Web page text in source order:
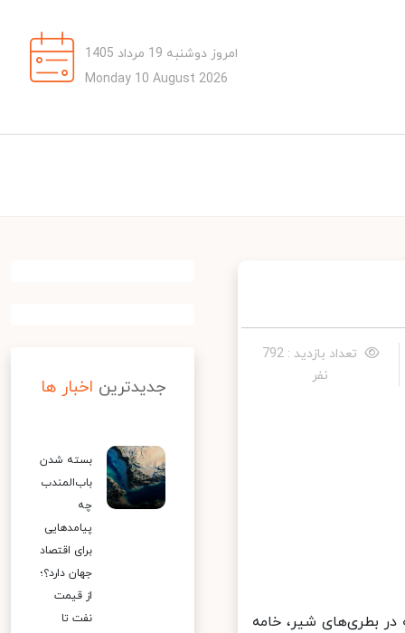
امروز دوشنبه 19 مرداد 1405
Monday 10 August 2026
تعداد بازدید : 792
نفر
بطری‌های شیر، خامه
جدیدترین اخبار ها
بسته شدن
باب‌المندب
چه
پیامدهایی
برای اقتصاد
جهان دارد؟؛
از قیمت
نفت تا